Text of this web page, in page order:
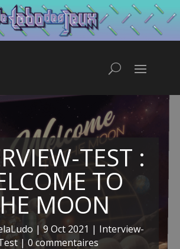
TEST :
TO
MOON
| 9 Oct 2021 | Interview-
| 0 commentaires